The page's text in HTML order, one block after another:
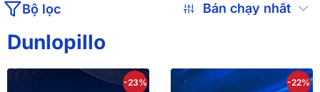
Dunlopillo
Bộ lọc
-23% -22%